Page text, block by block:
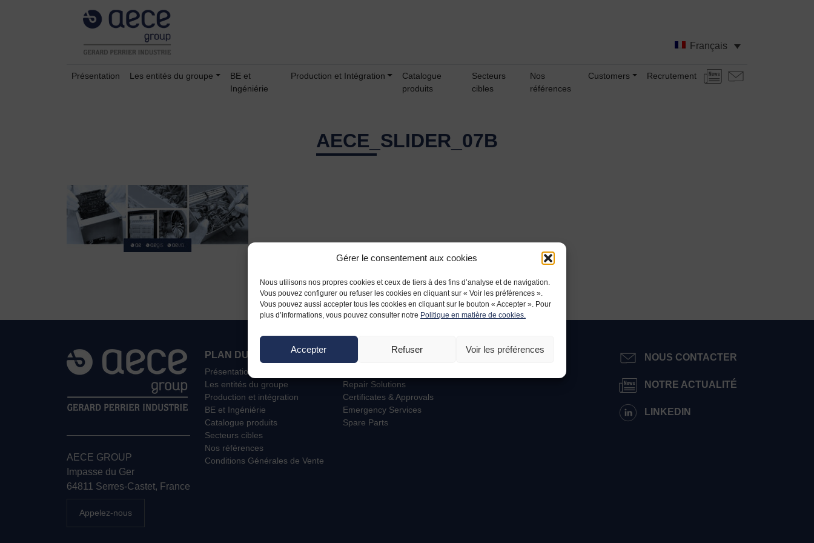
Gérer le consentement aux cookies
Nous utilisons nos propres cookies et ceux de tiers à des fins d’analyse et de navigation.
Vous pouvez configurer ou refuser les cookies en cliquant sur « Voir les préférences ».
Vous pouvez aussi accepter tous les cookies en cliquant sur le bouton « Accepter ». Pour
plus d’informations, vous pouvez consulter notre Politique en matière de cookies.
Accepter Refuser Voir les préférences
Français
Présentation Les entités du groupe
BE et
Ingéniérie
Production et Intégration
Catalogue
produits
Secteurs
cibles
Nos
références
Customers Recrutement Actualités
AECE_SLIDER_07B
AECE GROUP
Impasse du Ger
64811 Serres-Castet, France
Appelez-nous
PLAN DU SITE
Présentation
Les entités du groupe
Production et intégration
BE et Ingéniérie
Catalogue produits
Secteurs cibles
Nos références
Conditions Générales de Vente
CUSTOMERS
Repair Solutions
Certificates & Approvals
Emergency Services
Spare Parts
ESPACE PRIVÉ NOUS CONTACTER
NOTRE ACTUALITÉ
LINKEDIN